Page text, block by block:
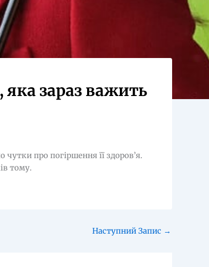
зараз важить
про погіршення її здоров’я.
тому.
Наступний Запис →